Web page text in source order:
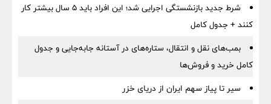
شرط جدید بازنشستگی اجرایی شد؛ این افراد باید ۵ سال بیشتر کار
کنند + جدول کامل
بمب‌های نقل و انتقال، ستاره‌های در آستانه جابه‌جایی و جدول
کامل خرید و فروش‌ها
سیر تا پیاز سهم ایران از دریای خزر